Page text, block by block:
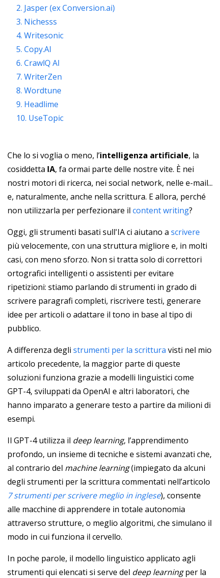
2. Jasper (ex Conversion.ai)
3. Nichesss
4. Writesonic
5. Copy.AI
6. CrawlQ AI
7. WriterZen
8. Wordtune
9. Headlime
10. UseTopic
Che lo si voglia o meno, l’intelligenza artificiale, la
cosiddetta IA, fa ormai parte delle nostre vite. È nei
nostri motori di ricerca, nei social network, nelle e-mail...
e, naturalmente, anche nella scrittura. E allora, perché
non utilizzarla per perfezionare il content writing?
Oggi, gli strumenti basati sull'IA ci aiutano a scrivere
più velocemente, con una struttura migliore e, in molti
casi, con meno sforzo. Non si tratta solo di correttori
ortografici intelligenti o assistenti per evitare
ripetizioni: stiamo parlando di strumenti in grado di
scrivere paragrafi completi, riscrivere testi, generare
idee per articoli o adattare il tono in base al tipo di
pubblico.
A differenza degli strumenti per la scrittura visti nel mio
articolo precedente, la maggior parte di queste
soluzioni funziona grazie a modelli linguistici come
GPT-4, sviluppati da OpenAI e altri laboratori, che
hanno imparato a generare testo a partire da milioni di
esempi.
Il GPT-4 utilizza il deep learning, l’apprendimento
profondo, un insieme di tecniche e sistemi avanzati che,
al contrario del machine learning(impiegato da alcuni
degli strumenti per la scrittura commentati nell’articolo
7 strumenti per scrivere meglio in inglese), consente
alle macchine di apprendere in totale autonomia
attraverso strutture, o meglio algoritmi, che simulano il
modo in cui funziona il cervello.
In poche parole, il modello linguistico applicato agli
strumenti qui elencati si serve del deep learningper la